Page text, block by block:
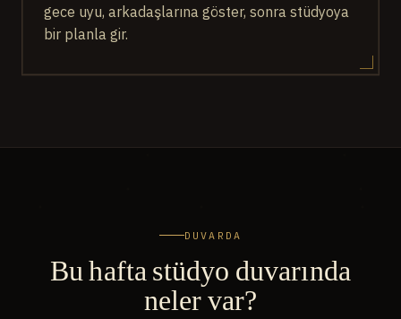
gece uyu, arkadaşlarına göster, sonra stüdyoya
bir planla gir.
DUVARDA
Bu hafta stüdyo duvarında
neler var?